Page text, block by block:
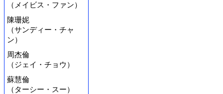
（メイビス・ファン）
陳珊妮
（サンディー・チャ
ン）
周杰倫
（ジェイ・チョウ）
蘇慧倫
（ターシー・スー）